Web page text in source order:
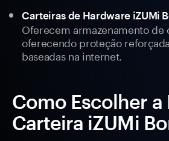
Carteiras de Hardware iZUMi
Oferecem armazenamento de
oferecendo proteção
baseadas na internet.
Como Escolher
Carteira iZUMi